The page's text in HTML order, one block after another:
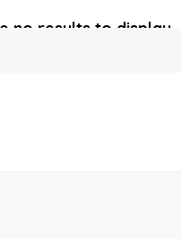
no results to display.